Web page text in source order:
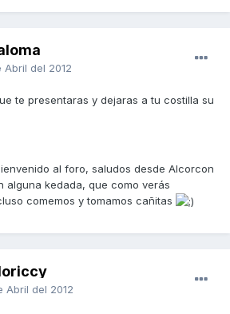
Abril del 2012
te presentaras y dejaras a tu costilla su
al foro, saludos desde Alcorcon
alguna kedada, que como verás
comemos y tomamos cañitas
Abril del 2012